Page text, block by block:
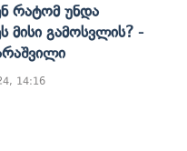
Რატომ Უნდა
Მისი Გამოსვლის? -
14:16